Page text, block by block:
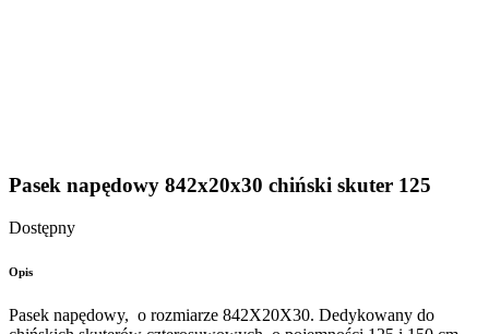
Pasek napędowy 842x20x30 chiński skuter 125
Dostępny
Opis
Pasek napędowy, o rozmiarze 842X20X30. Dedykowany do